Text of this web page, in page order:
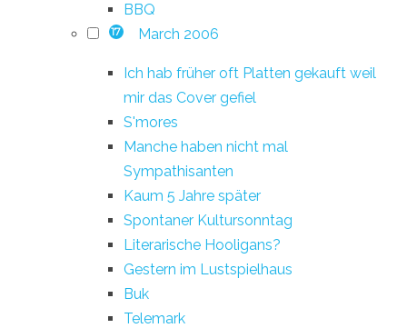
BBQ
17 March 2006
Ich hab früher oft Platten gekauft weil
mir das Cover gefiel
S'mores
Manche haben nicht mal
Sympathisanten
Kaum 5 Jahre später
Spontaner Kultursonntag
Literarische Hooligans?
Gestern im Lustspielhaus
Buk
Telemark